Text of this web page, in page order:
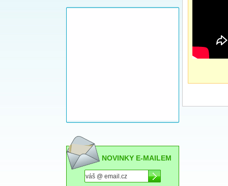
NOVINKY E-MAILEM